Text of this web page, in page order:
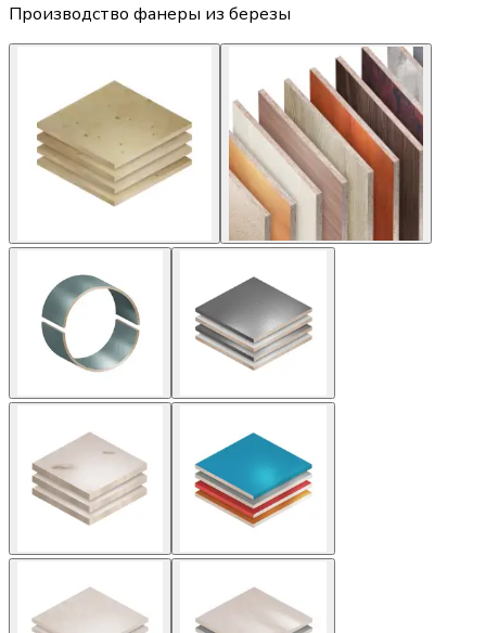
Производство фанеры из березы